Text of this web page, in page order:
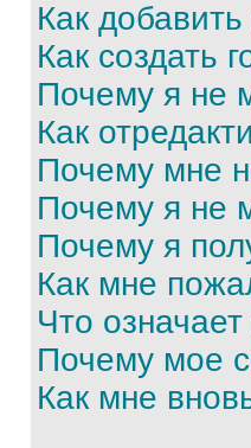
Как
Как создать
Почему я не
Как
Почему мне
Почему я не
Почему я
Как мне
Что
Почему мое
Как мне